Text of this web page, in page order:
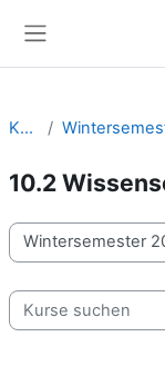
Kurse
10.2
Kursbereiche
Kurse suchen